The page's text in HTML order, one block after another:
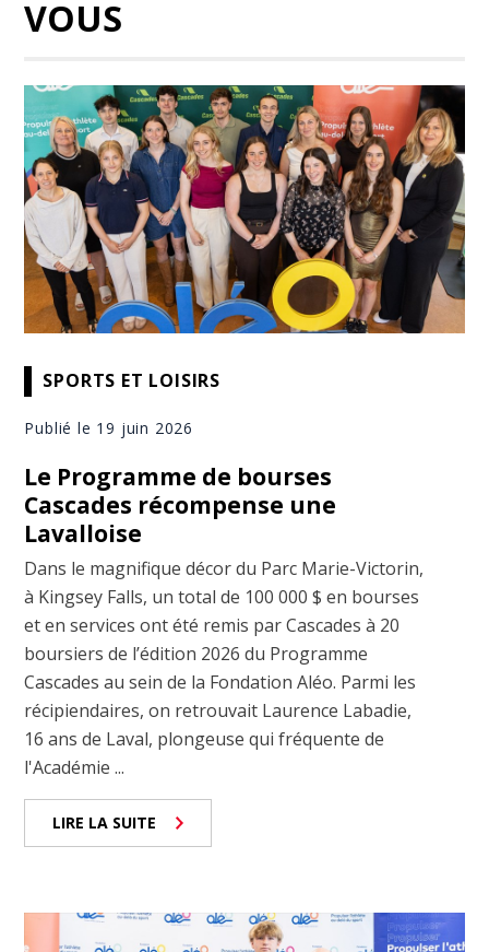
VOUS
SPORTS ET LOISIRS
Publié le 19 juin 2026
Le Programme de bourses
Cascades récompense une
Lavalloise
Dans le magnifique décor du Parc Marie-Victorin,
à Kingsey Falls, un total de 100 000 $ en bourses
et en services ont été remis par Cascades à 20
boursiers de l’édition 2026 du Programme
Cascades au sein de la Fondation Aléo. Parmi les
récipiendaires, on retrouvait Laurence Labadie,
16 ans de Laval, plongeuse qui fréquente de
l'Académie ...
LIRE LA SUITE